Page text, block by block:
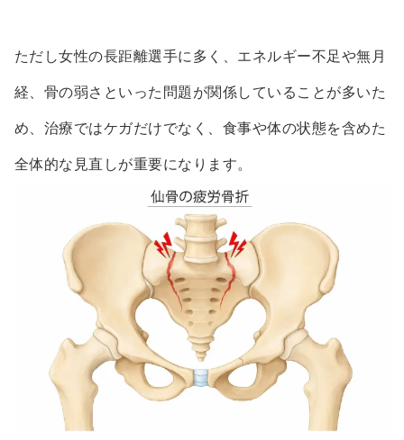
ただし女性の長距離選手に多く、エネルギー不足や無月
経、骨の弱さといった問題が関係していることが多いた
め、治療ではケガだけでなく、食事や体の状態を含めた
全体的な見直しが重要になります。